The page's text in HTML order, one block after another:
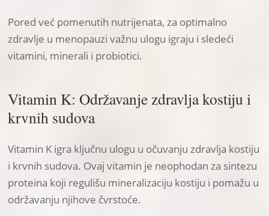
Pored već pomenutih nutrijenata, za optimalno
zdravlje u menopauzi važnu ulogu igraju i sledeći
vitamini, minerali i probiotici.
Vitamin K: Održavanje zdravlja kostiju i
krvnih sudova
Vitamin K igra ključnu ulogu u očuvanju zdravlja kostiju
i krvnih sudova. Ovaj vitamin je neophodan za sintezu
proteina koji regulišu mineralizaciju kostiju i pomažu u
održavanju njihove čvrstoće.